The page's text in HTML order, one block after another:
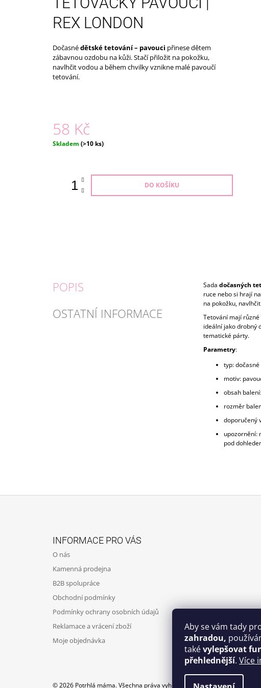
Aby se vám tady
zahradou,
takévylepšovat
přehlednější. Více
REX LONDON
Dočasnédětské tetování – pavouci přinese dětem
zábavnou ozdobu na kůži. Stačí přiložit na pokožku,
navlhčit vodou a během chvilky vznikne malé pavoučí
tetování.
58 Kč
Měrná
Skladem (>10 ks)
DO KOŠÍKU
POPIS
OSTATNÍ INFORMACE
Sada dočasných
ruce nebo si hrají
na pokožku,
Tetování mají
ideální jako drobný
tematické párty.
Parametry:
typ:
motiv:
obsah
rozměr
doporučený
upozornění:
pod
399 Kč
INFORMACE PRO VÁS
O nás
Kamenná prodejna
B2B spolupráce
Obchodní podmínky
Podmínky ochrany osobních údajů
Reklamace a vrácení zboží
Moje objednávka
© 2026 Potrhlá máma. Všechna práva vyhrazena.